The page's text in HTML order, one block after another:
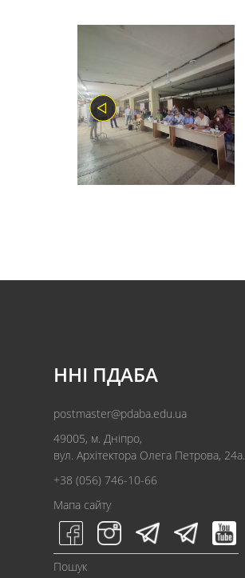
ННІ ПДАБА
postmaster@pdaba.edu.ua
49005, м. Дніпро,
вул. Архітектора Олега Петрова, 24а.
+38 (056) 746-10-66
Мапа сайту
Пошук